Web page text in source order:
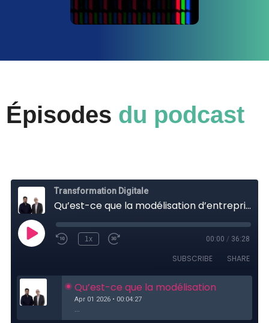
Épisodes du podcast